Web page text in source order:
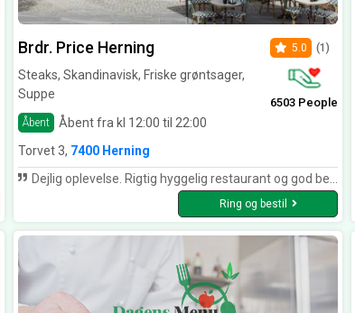
Brdr. Price Herning
Steaks, Skandinavisk, Friske grøntsager,
Suppe
Åbent Åbent fra kl 12:00 til 22:00
5.0 (1)
6503 People
Torvet 3, 7400 Herning
Dejlig oplevelse. Rigtig hyggelig restaurant og god betjening. Vi fik et glas champagne med to østers som appetitvækker, og det var virkelig lækkert. Derefter hhv tatar og og en dejlig mør søndagsbøf. Vi var yderst tilfredse.
Ring og bestil